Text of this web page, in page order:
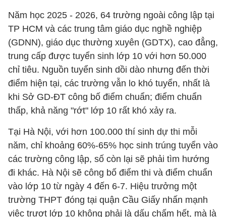
Năm học 2025 - 2026, 64 trường ngoài công lập tại
TP HCM và các trung tâm giáo dục nghề nghiệp
(GDNN), giáo dục thường xuyên (GDTX), cao đẳng,
trung cấp được tuyển sinh lớp 10 với hơn 50.000
chỉ tiêu. Nguồn tuyển sinh dồi dào nhưng đến thời
điểm hiện tại, các trường vẫn lo khó tuyển, nhất là
khi Sở GD-ĐT công bố điểm chuẩn; điểm chuẩn
thấp, khả năng "rớt" lớp 10 rất khó xảy ra.
Tại Hà Nội, với hơn 100.000 thí sinh dự thi mỗi
năm, chỉ khoảng 60%-65% học sinh trúng tuyển vào
các trường công lập, số còn lại sẽ phải tìm hướng
đi khác. Hà Nội sẽ công bố điểm thi và điểm chuẩn
vào lớp 10 từ ngày 4 đến 6-7. Hiệu trưởng một
trường THPT đóng tại quận Cầu Giấy nhấn mạnh
việc trượt lớp 10 không phải là dấu chấm hết, mà là